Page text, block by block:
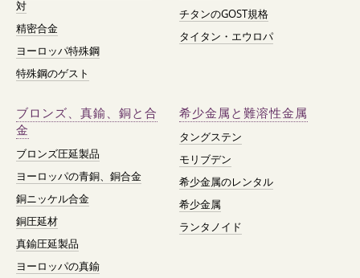
対
精密合金
ヨーロッパ特殊鋼
特殊鋼のゲスト
チタンのGOST規格
タイタン・エウロパ
ブロンズ、真鍮、銅と合
金
ブロンズ圧延製品
ヨーロッパの青銅、銅合金
銅ニッケル合金
銅圧延材
真鍮圧延製品
ヨーロッパの真鍮
希少金属と難溶性金属
タングステン
モリブデン
希少金属のレンタル
希少金属
ランタノイド